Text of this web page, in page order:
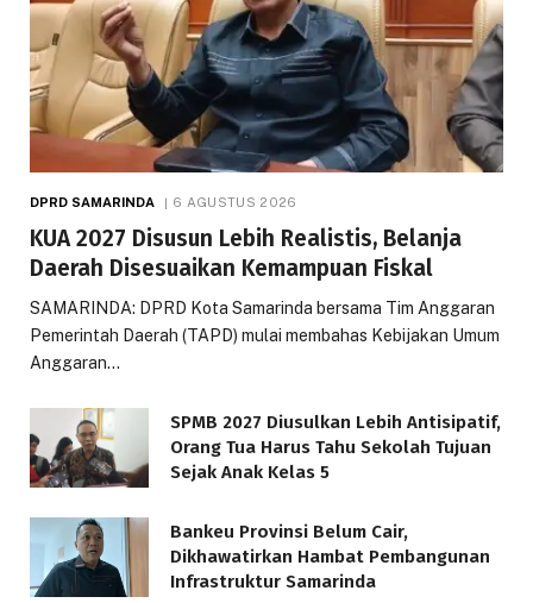
DPRD SAMARINDA 6 AGUSTUS 2026
KUA 2027 Disusun Lebih Realistis, Belanja
Daerah Disesuaikan Kemampuan Fiskal
SAMARINDA: DPRD Kota Samarinda bersama Tim Anggaran
Pemerintah Daerah (TAPD) mulai membahas Kebijakan Umum
Anggaran…
SPMB 2027 Diusulkan Lebih Antisipatif,
Orang Tua Harus Tahu Sekolah Tujuan
Sejak Anak Kelas 5
Bankeu Provinsi Belum Cair,
Dikhawatirkan Hambat Pembangunan
Infrastruktur Samarinda